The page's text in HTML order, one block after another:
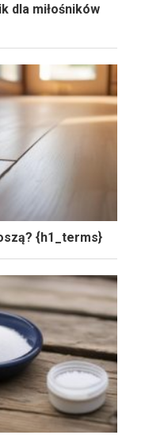
dla miłośników
{h1_terms}